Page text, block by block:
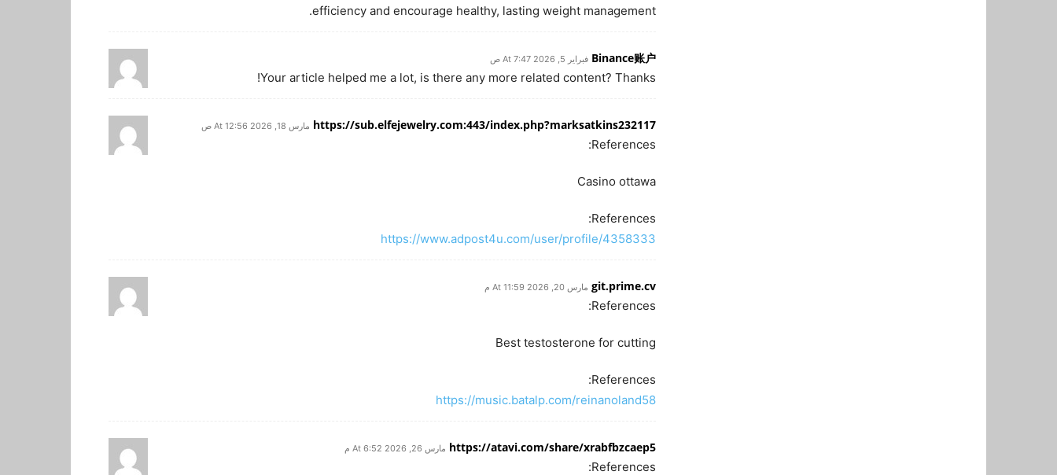
efficiency and encourage healthy, lasting weight management.
Binance账户 فبراير 5, 2026 At 7:47 ص
Your article helped me a lot, is there any more related content? Thanks!
https://sub.elfejewelry.com:443/index.php?marksatkins232117 مارس 18, 2026 At 12:56 ص
References:
Casino ottawa
References:
https://www.adpost4u.com/user/profile/4358333
git.prime.cv مارس 20, 2026 At 11:59 م
References:
Best testosterone for cutting
References:
https://music.batalp.com/reinanoland58
https://atavi.com/share/xrabfbzcaep5 مارس 26, 2026 At 6:52 م
References: